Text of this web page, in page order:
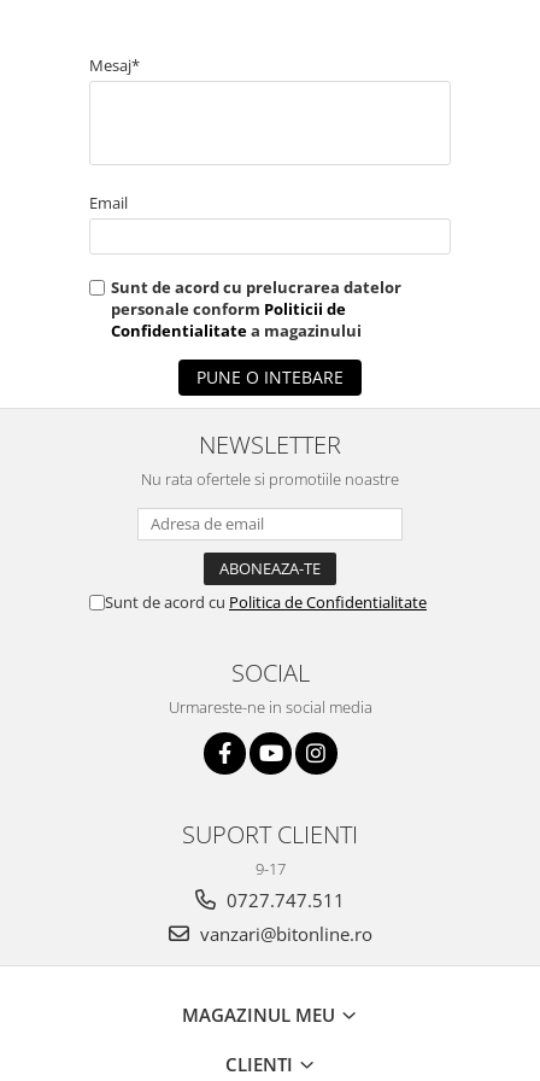
Mesaj*
Email
Sunt de acord cu prelucrarea datelor
personale conform Politicii de
Confidentialitatea magazinului
PUNE O INTEBARE
NEWSLETTER
Nu rata ofertele si promotiile noastre
Sunt de acord cu Politica de Confidentialitate
SOCIAL
Urmareste-ne in social media
SUPORT CLIENTI
9-17
0727.747.511
vanzari@bitonline.ro
MAGAZINUL MEU
CLIENTI